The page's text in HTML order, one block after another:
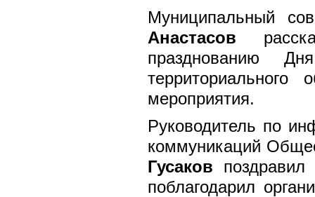
Муниципальный
Анастасов
празднованию
территориального
мероприятия.
Руководитель по
коммуникаций
Гусаков
поблагодарил